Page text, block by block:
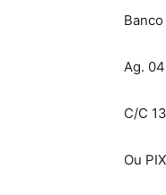
Ag.
C/C
Ou PIX